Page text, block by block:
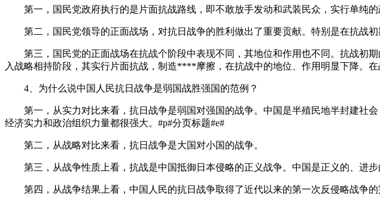
第一，国民党政府执行的是片面抗战路线，即不敢放手发动和武装民众，实行单纯的
第二，国民党领导的正面战场，对抗日战争的胜利做出了重要贡献。特别是在抗战初
第三，国民党的正面战场在抗战个阶段中表现不同，其地位和作用也不同。抗战初期
入战略相持阶段，其实行片面抗战，制造****摩擦，在抗战中的地位、作用明显下降。
4、为什么说中国人民抗日战争是弱国战胜强国的范例？
第一，从实力对比来看，抗日战争是弱国对强国的战争。中国是半殖民地半封建社会
经济实力和政治组织力量都很强大。#p#分页标题#e#
第二，从战略对比来看，抗日战争是大国对小国的战争。
第三，从战争性质上看，抗战是中国抵御日本侵略的正义战争。中国是正义的、进步
第四，从战争结果上看，中国人民的抗日战争取得了近代以来的第一次反侵略战争的